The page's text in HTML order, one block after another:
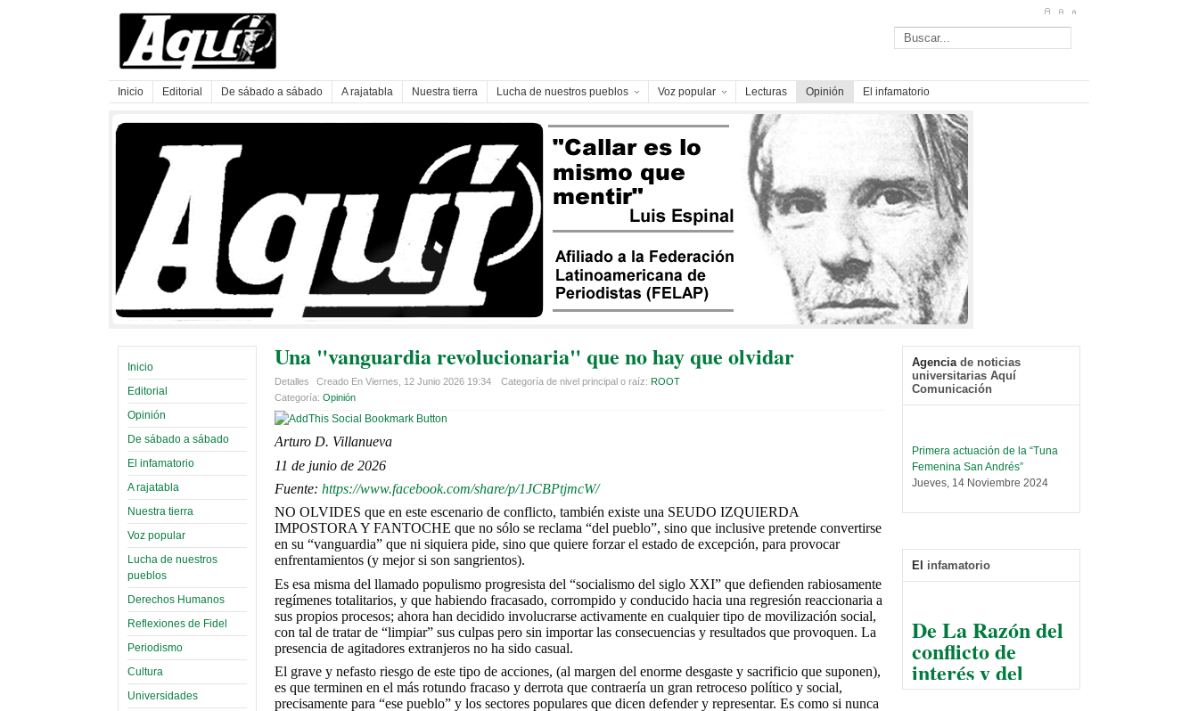
Inicio Editorial De sábado a sábado A rajatabla Nuestra tierra Lucha de nuestros pueblos Voz popular Lecturas Opinión El infamatorio
Inicio
Editorial
Opinión
De sábado a sábado
El infamatorio
A rajatabla
Nuestra tierra
Voz popular
Lucha de nuestros
pueblos
Derechos Humanos
Reflexiones de Fidel
Periodismo
Cultura
Universidades
Una "vanguardia revolucionaria" que no hay que olvidar
Detalles Creado En Viernes, 12 Junio 2026 19:34 Categoría de nivel principal o raíz: ROOT
Categoría: Opinión
Arturo D. Villanueva
11 de junio de 2026
Fuente: https://www.facebook.com/share/p/1JCBPtjmcW/
NO OLVIDES que en este escenario de conflicto, también existe una SEUDO IZQUIERDA
IMPOSTORA Y FANTOCHE que no sólo se reclama “del pueblo”, sino que inclusive pretende convertirse
en su “vanguardia” que ni siquiera pide, sino que quiere forzar el estado de excepción, para provocar
enfrentamientos (y mejor si son sangrientos).
Es esa misma del llamado populismo progresista del “socialismo del siglo XXI” que defienden rabiosamente
regímenes totalitarios, y que habiendo fracasado, corrompido y conducido hacia una regresión reaccionaria a
sus propios procesos; ahora han decidido involucrarse activamente en cualquier tipo de movilización social,
con tal de tratar de “limpiar” sus culpas pero sin importar las consecuencias y resultados que provoquen. La
presencia de agitadores extranjeros no ha sido casual.
El grave y nefasto riesgo de este tipo de acciones, (al margen del enorme desgaste y sacrificio que suponen),
es que terminen en el más rotundo fracaso y derrota que contraería un gran retroceso político y social,
precisamente para “ese pueblo” y los sectores populares que dicen defender y representar. Es como si nunca
Agencia de noticias
universitarias Aquí
Comunicación
Primera actuación de la “Tuna
Femenina San Andrés”
Jueves, 14 Noviembre 2024
Sábado, 14 Septiembre 2024
Centro de Estudiantes organiza
taller de software estadístico en
la UMSA
Sábado, 14 Septiembre 2024
El infamatorio
De La Razón del
conflicto de
interés y del
razonable arte